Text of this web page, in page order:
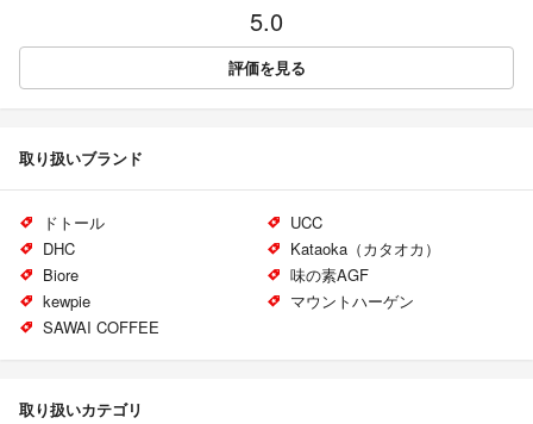
5.0
評価を見る
取り扱いブランド
ドトール
UCC
DHC
Kataoka（カタオカ）
Biore
味の素AGF
kewpie
マウントハーゲン
SAWAI COFFEE
取り扱いカテゴリ